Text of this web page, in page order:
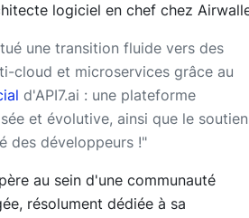
logiciel en chef chez
une transition fluide vers des
cloud et microservices grâce au
d'API7.ai : une plateforme
et évolutive, ainsi que le soutien
des développeurs !"
au sein d'une communauté
résolument dédiée à sa